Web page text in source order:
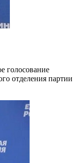
голосование
отделения партии